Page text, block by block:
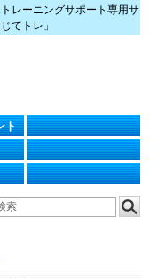
レーニングサポート専用サ
てトレ」
ト